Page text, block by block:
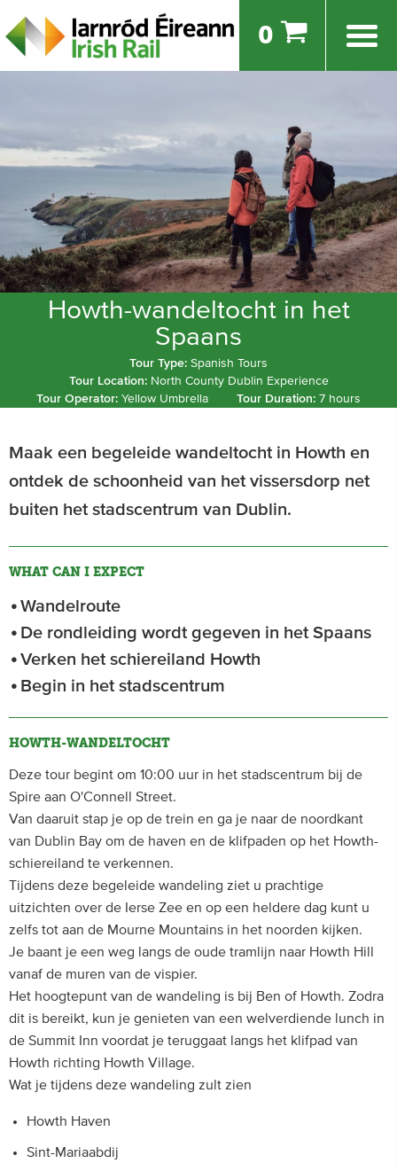
0
Howth-wandeltocht in het
Spaans
Tour Type: Spanish Tours
Tour Location: North County Dublin Experience
Tour Operator:Yellow Umbrella Tour Duration: 7 hours
Maak een begeleide wandeltocht in Howth en
ontdek de schoonheid van het vissersdorp net
buiten het stadscentrum van Dublin.
WHAT CAN I EXPECT
Wandelroute
De rondleiding wordt gegeven in het Spaans
Verken het schiereiland Howth
Begin in het stadscentrum
HOWTH-WANDELTOCHT
Deze tour begint om 10:00 uur in het stadscentrum bij de
Spire aan O'Connell Street.
Van daaruit stap je op de trein en ga je naar de noordkant
van Dublin Bay om de haven en de klifpaden op het Howth-
schiereiland te verkennen.
Tijdens deze begeleide wandeling ziet u prachtige
uitzichten over de Ierse Zee en op een heldere dag kunt u
zelfs tot aan de Mourne Mountains in het noorden kijken.
Je baant je een weg langs de oude tramlijn naar Howth Hill
vanaf de muren van de vispier.
Het hoogtepunt van de wandeling is bij Ben of Howth. Zodra
dit is bereikt, kun je genieten van een welverdiende lunch in
de Summit Inn voordat je teruggaat langs het klifpad van
Howth richting Howth Village.
Wat je tijdens deze wandeling zult zien
Howth Haven
Sint-Mariaabdij